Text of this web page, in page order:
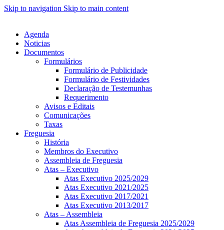
Skip to navigation Skip to main content
Agenda
Noticias
Documentos
Formulários
Formulário de Publicidade
Formulário de Festividades
Declaração de Testemunhas
Requerimento
Avisos e Editais
Comunicações
Taxas
Freguesia
História
Membros do Executivo
Assembleia de Freguesia
Atas – Executivo
Atas Executivo 2025/2029
Atas Executivo 2021/2025
Atas Executivo 2017/2021
Atas Executivo 2013/2017
Atas – Assembleia
Atas Assembleia de Freguesia 2025/2029